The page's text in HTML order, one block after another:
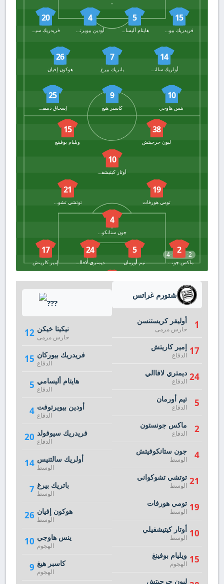
15
فريدريك بيوركان
5
هايتام أليسامي
4
أودين بيويرتوفت
20
فريدريك سيوفولد
14
7
باتريك بيرغ
26
هوكون إفيان
10
ينس هاوجي
9
كاسبر هيغ
25
إسحاق ديبفيك ماتا
4-1-2-1-2
38
ليون جرجيتش
15
ويليام بوفينغ
10
أوتار كيتيشفيلي
19
تومي هورفات
21
توتشي تشوكواني
4
جون ستانكوفيتش
2
ماكس جونستون
5
تيم أورمان
24
ديمتري لافاالي
17
إمير كاريتش
1
???
12 نيكيتا خيكن
حارس مرمى
15 فريدريك بيوركان
الدفاع
5 هايتام أليسامي
الدفاع
4 أودين بيويرتوفت
الدفاع
20 فريدريك سيوفولد
الدفاع
14 أولريك سالتنيس
الوسط
7 باتريك بيرغ
الوسط
26 هوكون إفيان
الوسط
10 ينس هاوجي
الهجوم
9 كاسبر هيغ
الهجوم
شتورم غراتس
1 أوليفر كريستنسن
حارس مرمى
17 إمير كاريتش
الدفاع
24 ديمتري لافاالي
الدفاع
5 تيم أورمان
الدفاع
2 ماكس جونستون
الدفاع
4 جون ستانكوفيتش
الوسط
21 توتشي تشوكواني
الوسط
19 تومي هورفات
الوسط
10 أوتار كيتيشفيلي
الوسط
15 ويليام بوفينغ
الهجوم
ليون جرجيتش